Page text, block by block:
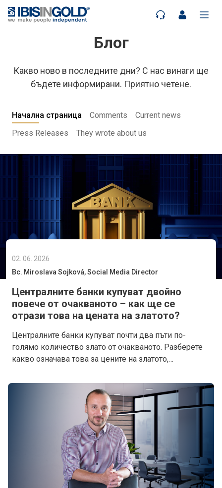
Блог
Какво ново в последните дни? С нас винаги ще
бъдете информирани. Приятно четене.
Начална страница Comments
Current news
Press Releases
They wrote about us
02. 06. 2026
Bc. Miroslava Sojková, Social Media Director
Централните банки купуват двойно
повече от очакваното – как ще се
отрази това на цената на златото?
Централните банки купуват почти два пъти по-
голямо количество злато от очакваното. Разберете
какво означава това за цените на златото,